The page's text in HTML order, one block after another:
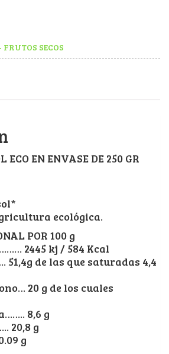
SECOS
ECO EN ENVASE DE 250 GR
ecológica.
POR 100 g
2445 kj / 584 Kcal
de las que saturadas 4,4
20 g de los cuales
8,6 g
20,8 g
g